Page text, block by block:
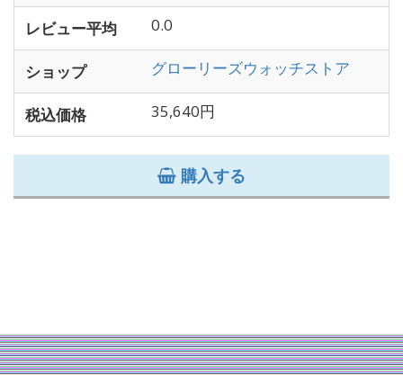
レビュー平均 0.0
ショップ グローリーズウォッチストア
税込価格 35,640円
購入する